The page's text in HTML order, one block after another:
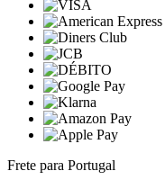
Frete para Portugal